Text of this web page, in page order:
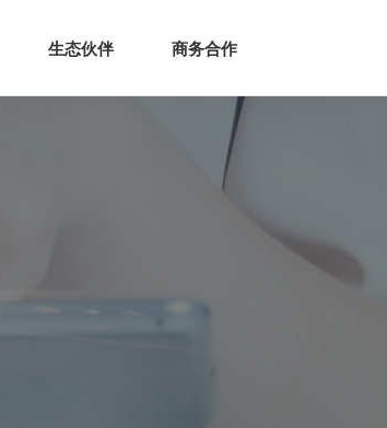
新闻资讯 生态伙伴
生态伙伴 商务合作